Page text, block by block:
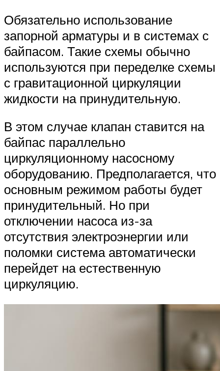
Обязательно использование
запорной арматуры и в системах с
байпасом. Такие схемы обычно
используются при переделке схемы
с гравитационной циркуляции
жидкости на принудительную.
В этом случае клапан ставится на
байпас параллельно
циркуляционному насосному
оборудованию. Предполагается, что
основным режимом работы будет
принудительный. Но при
отключении насоса из-за
отсутствия электроэнергии или
поломки система автоматически
перейдет на естественную
циркуляцию.